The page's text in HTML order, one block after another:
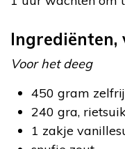
Voor het deeg
450 gram
240 gra,
1 zakje